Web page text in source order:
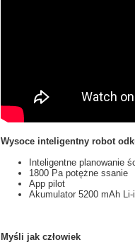
Wysoce inteligentny robot
Inteligentne planowanie
1800 Pa potężne ssanie
App pilot
Akumulator 5200 mAh Li-
Myśli jak człowiek